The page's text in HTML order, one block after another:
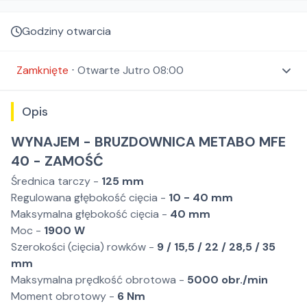
Godziny otwarcia
Zamknięte ⋅ Otwarte Jutro 08:00
Opis
WYNAJEM - BRUZDOWNICA METABO MFE
40 - ZAMOŚĆ
Średnica tarczy - 125 mm
Regulowana głębokość cięcia - 10 - 40 mm
Maksymalna głębokość cięcia - 40 mm
Moc - 1900 W
Szerokości (cięcia) rowków - 9 / 15,5 / 22 / 28,5 / 35
mm
Maksymalna prędkość obrotowa - 5000 obr./min
Moment obrotowy - 6 Nm